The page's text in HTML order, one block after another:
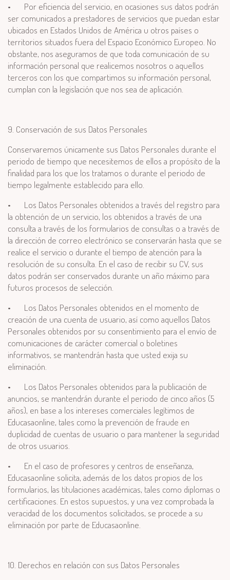
•
Por eficiencia del servicio, en ocasiones sus datos podrán
ser comunicados a prestadores de servicios que puedan estar
ubicados en Estados Unidos de América u otros países o
territorios situados fuera del Espacio Económico Europeo. No
obstante, nos aseguramos de que toda comunicación de su
información personal que realicemos nosotros o aquellos
terceros con los que compartimos su información personal,
cumplan con la legislación que nos sea de aplicación.
9. Conservación de sus Datos Personales
Conservaremos únicamente sus Datos Personales durante el
periodo de tiempo que necesitemos de ellos a propósito de la
finalidad para los que los tratamos o durante el periodo de
tiempo legalmente establecido para ello.
•
Los Datos Personales obtenidos a través del registro para
la obtención de un servicio, los obtenidos a través de una
consulta a través de los formularios de consultas o a través de
la dirección de correo electrónico se conservarán hasta que se
realice el servicio o durante el tiempo de atención para la
resolución de su consulta. En el caso de recibir su CV, sus
datos podrán ser conservados durante un año máximo para
futuros procesos de selección.
•
Los Datos Personales obtenidos en el momento de
creación de una cuenta de usuario, así como aquellos Datos
Personales obtenidos por su consentimiento para el envío de
comunicaciones de carácter comercial o boletines
informativos, se mantendrán hasta que usted exija su
eliminación.
•
Los Datos Personales obtenidos para la publicación de
anuncios, se mantendrán durante el periodo de cinco años (5
años), en base a los intereses comerciales legítimos de
Educasaonline, tales como la prevención de fraude en
duplicidad de cuentas de usuario o para mantener la seguridad
de otros usuarios.
•
En el caso de profesores y centros de enseñanza,
Educasaonline solicita, además de los datos propios de los
formularios, las titulaciones académicas, tales como diplomas o
certificaciones. En estos supuestos, y una vez comprobada la
veracidad de los documentos solicitados, se procede a su
eliminación por parte de Educasaonline.
10. Derechos en relación con sus Datos Personales